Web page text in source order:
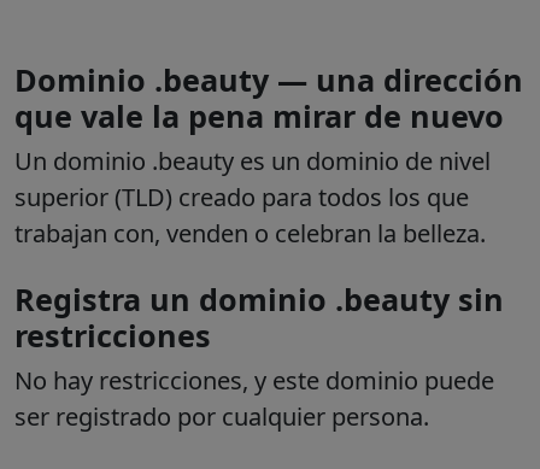
Dominio .beauty — una dirección
que vale la pena mirar de nuevo
Un dominio .beauty es un dominio de nivel
superior (TLD) creado para todos los que
trabajan con, venden o celebran la belleza.
Registra un dominio .beauty sin
restricciones
No hay restricciones, y este dominio puede
ser registrado por cualquier persona.